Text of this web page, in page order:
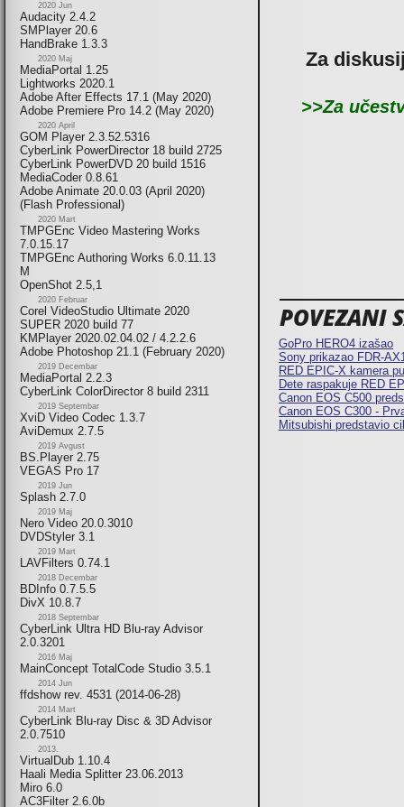
2020 Jun
Audacity 2.4.2
SMPlayer 20.6
HandBrake 1.3.3
2020 Maj
MediaPortal 1.25
Lightworks 2020.1
Adobe After Effects 17.1 (May 2020)
Adobe Premiere Pro 14.2 (May 2020)
2020 April
GOM Player 2.3.52.5316
CyberLink PowerDirector 18 build 2725
CyberLink PowerDVD 20 build 1516
MediaCoder 0.8.61
Adobe Animate 20.0.03 (April 2020)
(Flash Professional)
2020 Mart
TMPGEnc Video Mastering Works
7.0.15.17
TMPGEnc Authoring Works 6.0.11.13
M
OpenShot 2.5,1
2020 Februar
Corel VideoStudio Ultimate 2020
SUPER 2020 build 77
KMPlayer 2020.02.04.02 / 4.2.2.6
Adobe Photoshop 21.1 (February 2020)
2019 Decembar
MediaPortal 2.2.3
CyberLink ColorDirector 8 build 2311
2019 Septembar
XviD Video Codec 1.3.7
AviDemux 2.7.5
2019 Avgust
BS.Player 2.75
VEGAS Pro 17
2019 Jun
Splash 2.7.0
2019 Maj
Nero Video 20.0.3010
DVDStyler 3.1
2019 Mart
LAVFilters 0.74.1
2018 Decembar
BDInfo 0.7.5.5
DivX 10.8.7
2018 Septembar
CyberLink Ultra HD Blu-ray Advisor
2.0.3201
2016 Maj
MainConcept TotalCode Studio 3.5.1
2014 Jun
ffdshow rev. 4531 (2014-06-28)
2014 Mart
CyberLink Blu-ray Disc & 3D Advisor
2.0.7510
2013.
VirtualDub 1.10.4
Haali Media Splitter 23.06.2013
Miro 6.0
AC3Filter 2.6.0b
Za
>>Za
POVEZANI
GoPro HERO4 izašao
Sony prikazao FDR-
RED EPIC-X kamera
Dete raspakuje RED
Canon EOS C500
Canon EOS C300 -
Mitsubishi predstavio